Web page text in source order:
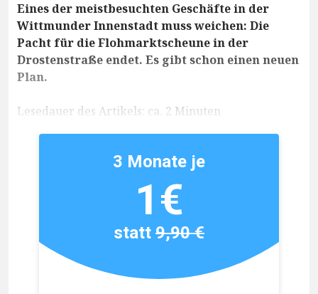
Eines der meistbesuchten Geschäfte in der
Wittmunder Innenstadt muss weichen: Die
Pacht für die Flohmarktscheune in der
Drostenstraße endet. Es gibt schon einen neuen
Plan.
Lesedauer des Artikels: ca. 2 Minuten
3 Monate je
1€
statt9,90 €